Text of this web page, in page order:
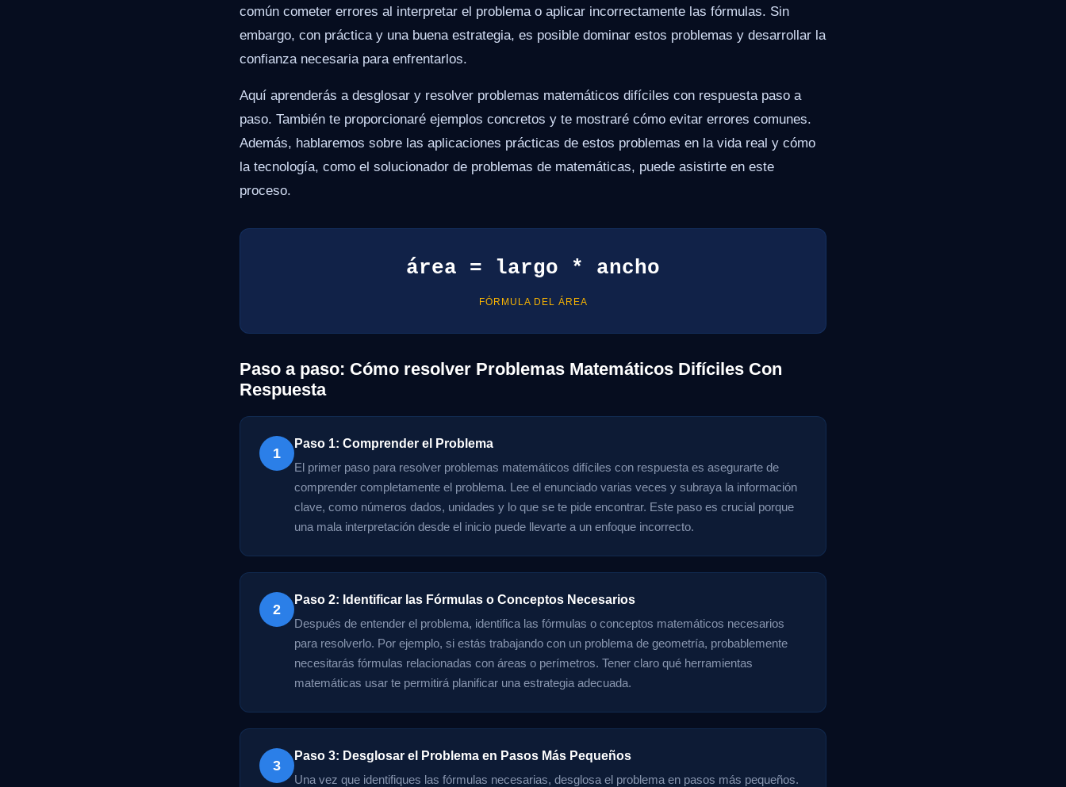
común cometer errores al interpretar el problema o aplicar incorrectamente las fórmulas. Sin
embargo, con práctica y una buena estrategia, es posible dominar estos problemas y desarrollar la
confianza necesaria para enfrentarlos.
Aquí aprenderás a desglosar y resolver problemas matemáticos difíciles con respuesta paso a
paso. También te proporcionaré ejemplos concretos y te mostraré cómo evitar errores comunes.
Además, hablaremos sobre las aplicaciones prácticas de estos problemas en la vida real y cómo
la tecnología, como el solucionador de problemas de matemáticas, puede asistirte en este
proceso.
área = largo * ancho
FÓRMULA DEL ÁREA
Paso a paso: Cómo resolver Problemas Matemáticos Difíciles Con
Respuesta
1
Paso 1: Comprender el Problema
El primer paso para resolver problemas matemáticos difíciles con respuesta es asegurarte de
comprender completamente el problema. Lee el enunciado varias veces y subraya la información
clave, como números dados, unidades y lo que se te pide encontrar. Este paso es crucial porque
una mala interpretación desde el inicio puede llevarte a un enfoque incorrecto.
2
Paso 2: Identificar las Fórmulas o Conceptos Necesarios
Después de entender el problema, identifica las fórmulas o conceptos matemáticos necesarios
para resolverlo. Por ejemplo, si estás trabajando con un problema de geometría, probablemente
necesitarás fórmulas relacionadas con áreas o perímetros. Tener claro qué herramientas
matemáticas usar te permitirá planificar una estrategia adecuada.
3
Paso 3: Desglosar el Problema en Pasos Más Pequeños
Una vez que identifiques las fórmulas necesarias, desglosa el problema en pasos más pequeños.